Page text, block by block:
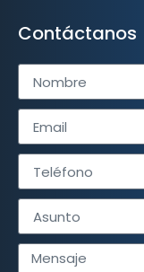
Contáctanos